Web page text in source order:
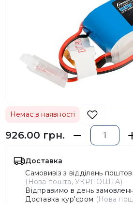
Немає в наявності
926.00 грн.
Доставка
Самовивіз з відділень
(Нова пошта, УКРПОШТА)
Відправимо в день
Доставка кур'єром (Нова